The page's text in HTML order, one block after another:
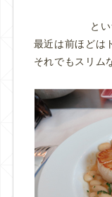
と
最近は前ほどは
それでもスリム